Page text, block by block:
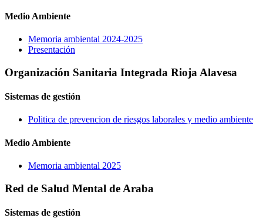
Medio Ambiente
Memoria ambiental 2024-2025
Presentación
Organización Sanitaria Integrada Rioja Alavesa
Sistemas de gestión
Politica de prevencion de riesgos laborales y medio ambiente
Medio Ambiente
Memoria ambiental 2025
Red de Salud Mental de Araba
Sistemas de gestión